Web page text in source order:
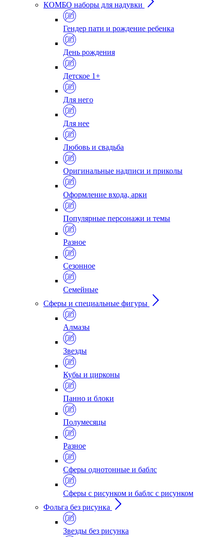
КОМБО наборы для надувки
Гендер пати и рождение ребенка
День рождения
Детское 1+
Для него
Для нее
Любовь и свадьба
Оригинальные надписи и приколы
Оформление входа, арки
Популярные персонажи и темы
Разное
Сезонное
Семейные
Сферы и специальные фигуры
Алмазы
Звезды
Кубы и цирконы
Панно и блоки
Полумесяцы
Разное
Сферы однотонные и баблс
Сферы с рисунком и баблс с рисунком
Фольга без рисунка
Звезды без рисунка